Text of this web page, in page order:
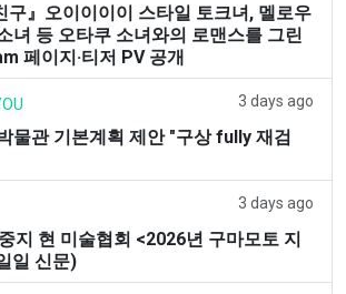
구』오이이이이 스타일 토크녀, 멜로우
녀 등 오타쿠 소녀와의 로맨스를 그린
페이지·티저 PV 공개
3 days ago
물관 기본계획 제안 "구상 fully 재검
3 days ago
지 현 미술협회 <2026년 구마모토 지
일 신문)